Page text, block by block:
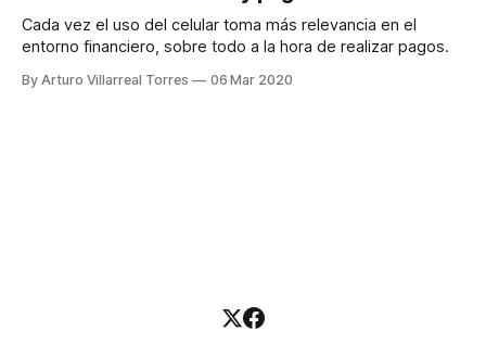
Cada vez el uso del celular toma más relevancia en el
entorno financiero, sobre todo a la hora de realizar pagos.
By Arturo Villarreal Torres 06 Mar 2020